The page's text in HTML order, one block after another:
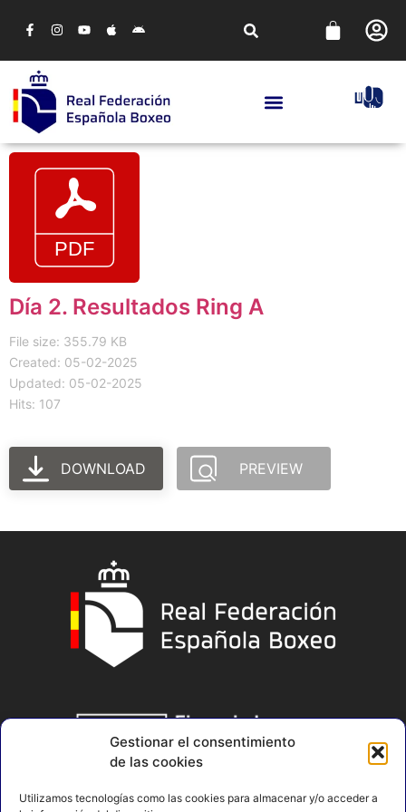
Gestionar el consentimiento
de las cookies
Utilizamos tecnologías como las cookies para almacenar y/o acceder a
Día 2. Resultados Ring A
File size: 355.79 KB
Created: 05-02-2025
Updated: 05-02-2025
Hits: 107
DOWNLOAD PREVIEW